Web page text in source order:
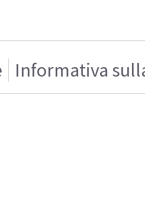
Informativa